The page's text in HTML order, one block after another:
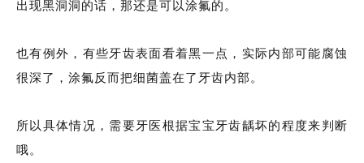
出现黑洞洞的话，那还是可以涂氟的。
也有例外，有些牙齿表面看着黑一点，实际内部可能腐蚀
很深了，涂氟反而把细菌盖在了牙齿内部。
所以具体情况，需要牙医根据宝宝牙齿龋坏的程度来判断
哦。